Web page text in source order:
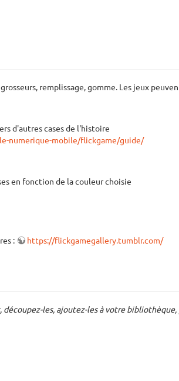
remplissage, gomme. Les jeux
d'autres cases de l'histoire
numerique-mobile/flickgame/guide/
en fonction de la couleur choisie
: https://flickgamegallery.tumblr.com/
découpez-les, ajoutez-les à votre